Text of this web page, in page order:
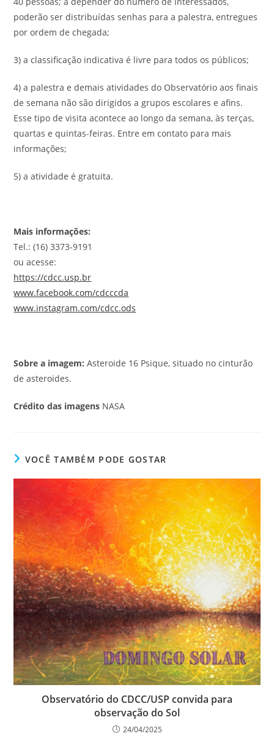
poderão ser distribuídas senhas para a palestra, entregues
por ordem de chegada;
3) a classificação indicativa é livre para todos os públicos;
4) a palestra e demais atividades do Observatório aos finais
de semana não são dirigidos a grupos escolares e afins.
Esse tipo de visita acontece ao longo da semana, às terças,
quartas e quintas-feiras. Entre em contato para mais
informações;
5) a atividade é gratuita.
Mais informações:
Tel.: (16) 3373-9191
ou acesse:
https://cdcc.usp.br
www.facebook.com/cdcccda
www.instagram.com/cdcc.ods
Sobre a imagem: Asteroide 16 Psique, situado no cinturão
de asteroides.
Crédito das imagens NASA
VOCÊ TAMBÉM PODE GOSTAR
Observatório do CDCC/USP convida para
observação do Sol
24/04/2025